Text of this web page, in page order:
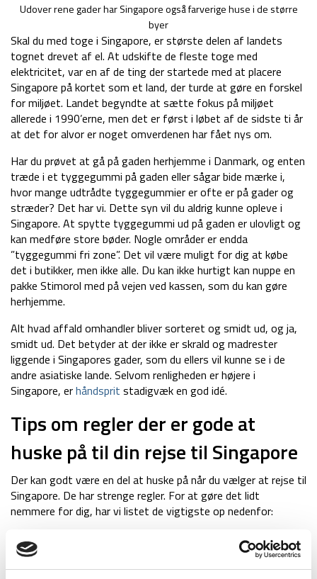
Udover rene gader har Singapore også farverige huse i de større
byer
Skal du med toge i Singapore, er største delen af landets
tognet drevet af el. At udskifte de fleste toge med
elektricitet, var en af de ting der startede med at placere
Singapore på kortet som et land, der turde at gøre en forskel
for miljøet. Landet begyndte at sætte fokus på miljøet
allerede i 1990’erne, men det er først i løbet af de sidste ti år
at det for alvor er noget omverdenen har fået nys om.
Har du prøvet at gå på gaden herhjemme i Danmark, og enten
træde i et tyggegummi på gaden eller sågar bide mærke i,
hvor mange udtrådte tyggegummier er ofte er på gader og
stræder? Det har vi. Dette syn vil du aldrig kunne opleve i
Singapore. At spytte tyggegummi ud på gaden er ulovligt og
kan medføre store bøder. Nogle områder er endda
”tyggegummi fri zone”. Det vil være muligt for dig at købe
det i butikker, men ikke alle. Du kan ikke hurtigt kan nuppe en
pakke Stimorol med på vejen ved kassen, som du kan gøre
herhjemme.
Alt hvad affald omhandler bliver sorteret og smidt ud, og ja,
smidt ud. Det betyder at der ikke er skrald og madrester
liggende i Singapores gader, som du ellers vil kunne se i de
andre asiatiske lande. Selvom renligheden er højere i
Singapore, erhåndsprit stadigvæk en god idé.
Tips om regler der er gode at
huske på til din rejse til Singapore
Der kan godt være en del at huske på når du vælger at rejse til
Singapore. De har strenge regler. For at gøre det lidt
nemmere for dig, har vi listet de vigtigste op nedenfor:
Som turist må du
tage to pakker tyggegummi med ind
i landet. Ellers kan det blive betragtet som tyggegummi
smugling.